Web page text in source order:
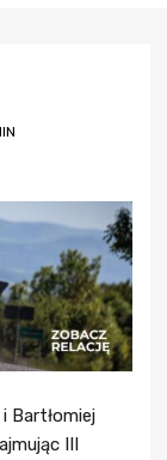
Bartłomiej
III